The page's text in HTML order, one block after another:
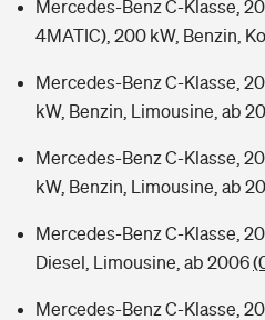
Mercedes-Benz C-Klasse,
4MATIC), 200 kW, Benzin,
Mercedes-Benz C-Klasse,
kW, Benzin, Limousine, ab
Mercedes-Benz C-Klasse,
kW, Benzin, Limousine, ab
Mercedes-Benz C-Klasse,
Diesel, Limousine, ab 2006
Mercedes-Benz C-Klasse,